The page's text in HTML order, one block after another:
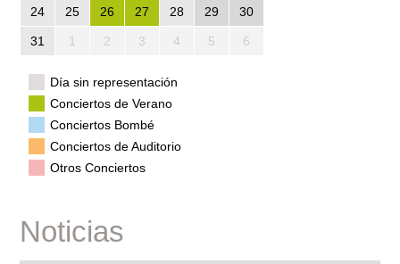
24 25 26 27 28 29 30
31 1 2 3 4 5 6
Día sin representación
Conciertos de Verano
Conciertos Bombé
Conciertos de Auditorio
Otros Conciertos
Noticias